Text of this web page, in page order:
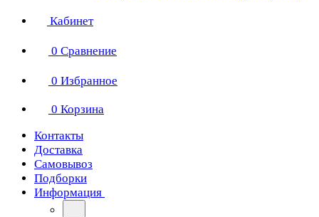
Кабинет
0 Сравнение
0 Избранное
0 Корзина
Контакты
Доставка
Самовывоз
Подборки
Информация